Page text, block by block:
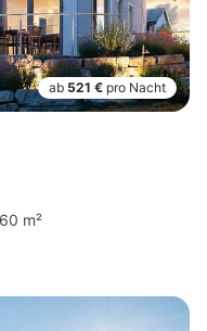
ab 521 € pro Nacht
m²